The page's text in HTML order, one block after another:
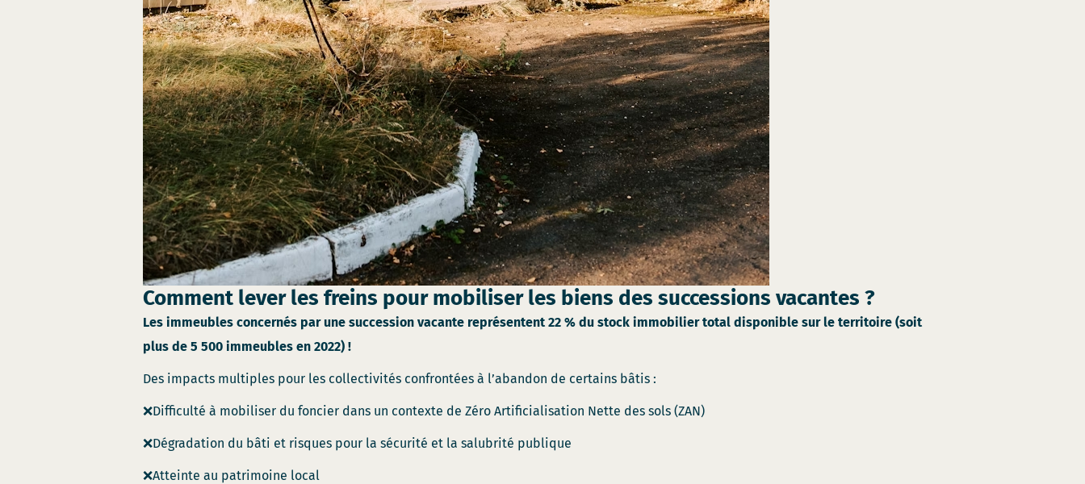
Comment lever les freins pour mobiliser les biens des successions vacantes ?
Les immeubles concernés par une succession vacante représentent 22 % du stock immobilier total disponible sur le territoire (soit
plus de 5 500 immeubles en 2022) !
Des impacts multiples pour les collectivités confrontées à l’abandon de certains bâtis :
❌Difficulté à mobiliser du foncier dans un contexte de Zéro Artificialisation Nette des sols (ZAN)
❌Dégradation du bâti et risques pour la sécurité et la salubrité publique
❌Atteinte au patrimoine local